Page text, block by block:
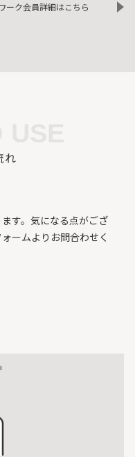
ーク会員詳細はこちら
れ
す。気になる点がござ
ームよりお問合わせく